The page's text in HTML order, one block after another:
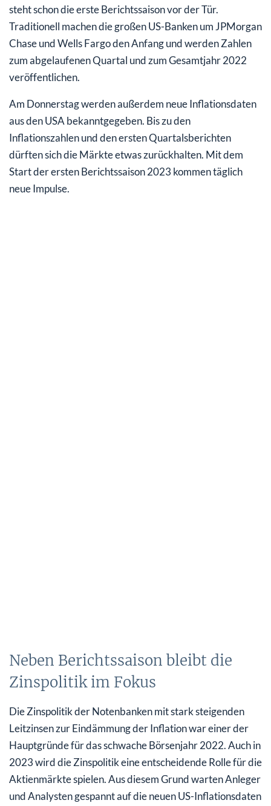
steht schon die erste Berichtssaison vor der Tür.
Traditionell machen die großen US-Banken um JPMorgan
Chase und Wells Fargo den Anfang und werden Zahlen
zum abgelaufenen Quartal und zum Gesamtjahr 2022
veröffentlichen.
Am Donnerstag werden außerdem neue Inflationsdaten
aus den USA bekanntgegeben. Bis zu den
Inflationszahlen und den ersten Quartalsberichten
dürften sich die Märkte etwas zurückhalten. Mit dem
Start der ersten Berichtssaison 2023 kommen täglich
neue Impulse.
Neben Berichtssaison bleibt die
Zinspolitik im Fokus
Die Zinspolitik der Notenbanken mit stark steigenden
Leitzinsen zur Eindämmung der Inflation war einer der
Hauptgründe für das schwache Börsenjahr 2022. Auch in
2023 wird die Zinspolitik eine entscheidende Rolle für die
Aktienmärkte spielen. Aus diesem Grund warten Anleger
und Analysten gespannt auf die neuen US-Inflationsdaten